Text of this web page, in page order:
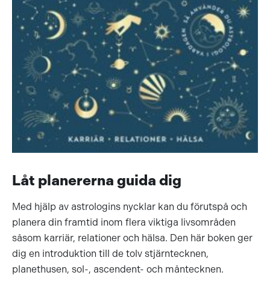
Låt planererna guida dig
Med hjälp av astrologins nycklar kan du förutspå och
planera din framtid inom flera viktiga livsområden
såsom karriär, relationer och hälsa. Den här boken ger
dig en introduktion till de tolv stjärntecknen,
planethusen, sol-, ascendent- och måntecknen.